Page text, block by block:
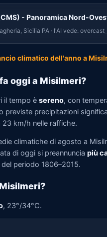
- Panoramica Nord-
Sicilia PA · l'AI vede:
climatico dell'anno a
oggi a Misilmeri?
il tempo è sereno, con
previste precipitazioni
km/h nelle raffiche.
climatiche di agosto a
di oggi si preannuncia più
del periodo 1806–2015.
, 23°/34°C.